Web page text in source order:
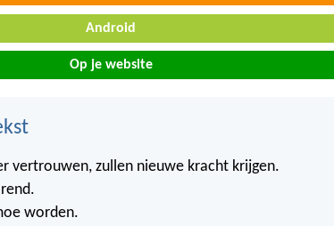
Android
Op je website
vertrouwen, zullen nieuwe kracht krijgen.
worden.